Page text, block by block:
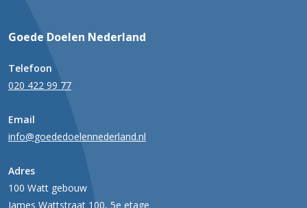
Goede Doelen Nederland
Telefoon
020 422 99 77
Email
info@goededoelennederland.nl
Adres
100 Watt gebouw
James Wattstraat 100, 5e etage